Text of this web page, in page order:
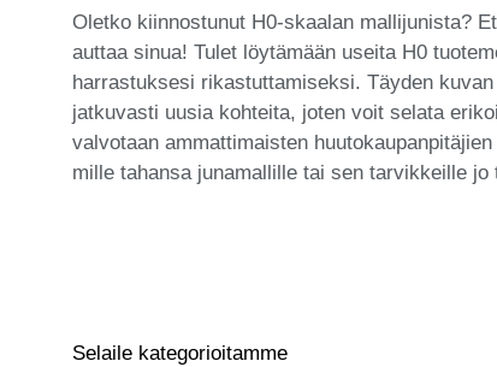
Oletko kiinnostunut H0-skaalan mallijunista?
auttaa sinua! Tulet löytämään useita H0
harrastuksesi rikastuttamiseksi. Täyden
jatkuvasti uusia kohteita, joten voit selata
valvotaan ammattimaisten
mille tahansa junamallille tai sen tarvikkeille jo
Selaile kategorioitamme